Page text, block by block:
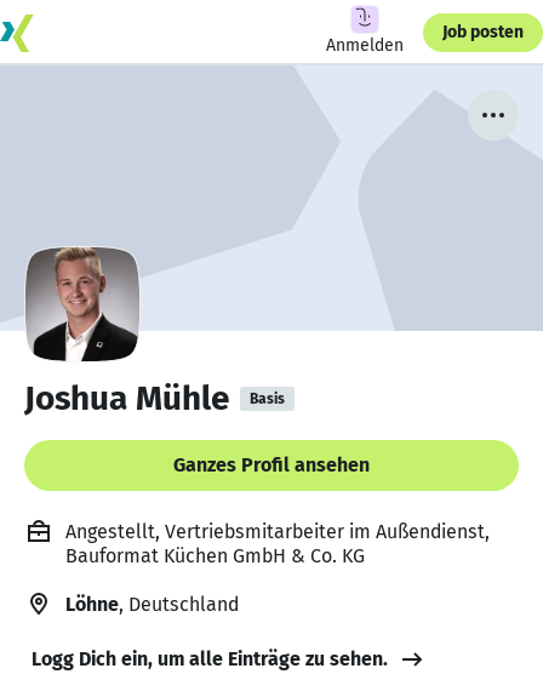
Anmelden
Job posten
Joshua Mühle Basis
Ganzes Profil ansehen
Angestellt, Vertriebsmitarbeiter im Außendienst,
Bauformat Küchen GmbH & Co. KG
Löhne, Deutschland
Logg Dich ein, um alle Einträge zu sehen.